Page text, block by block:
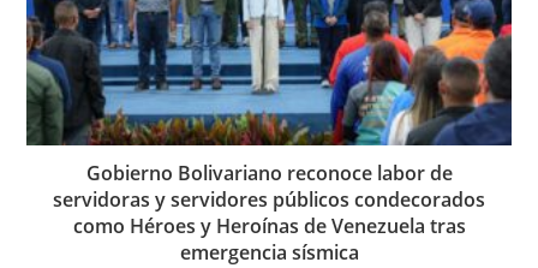
Gobierno Bolivariano reconoce labor de
servidoras y servidores públicos condecorados
como Héroes y Heroínas de Venezuela tras
emergencia sísmica